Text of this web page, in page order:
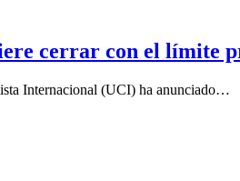
cerrar con el límite
Internacional (UCI) ha anunciado…